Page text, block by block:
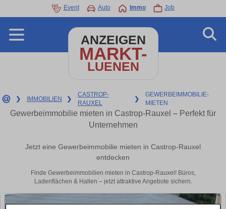
Event Auto Immo Job
ANZEIGEN
MARKT-
LUENEN
❯ IMMOBILIEN ❯
CASTROP-
RAUXEL
❯
GEWERBEIMMOBILIE-
MIETEN
Gewerbeimmobilie mieten in Castrop-Rauxel – Perfekt für
Unternehmen
Jetzt eine Gewerbeimmobilie mieten in Castrop-Rauxel
entdecken
Finde Gewerbeimmobilien mieten in Castrop-Rauxel! Büros,
Ladenflächen & Hallen – jetzt attraktive Angebote sichern.